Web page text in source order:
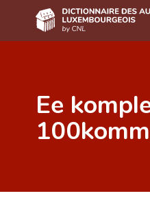
Auteur(e)s A-Z
Recherche
Ee